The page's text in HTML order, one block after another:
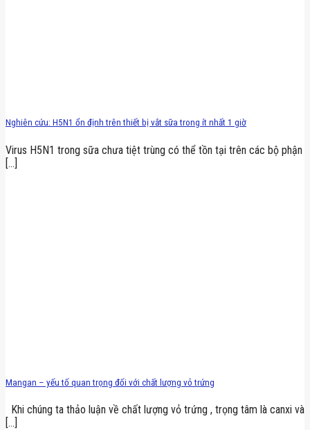
Nghiên cứu: H5N1 ổn định trên thiết bị vắt sữa trong ít nhất 1 giờ
Virus H5N1 trong sữa chưa tiệt trùng có thể tồn tại trên các bộ phận
[...]
Mangan – yếu tố quan trọng đối với chất lượng vỏ trứng
Khi chúng ta thảo luận về chất lượng vỏ trứng , trọng tâm là canxi và
[...]